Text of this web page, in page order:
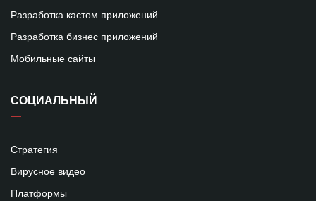
Разработка кастом приложений
Разработка бизнес приложений
Мобильные сайты
СОЦИАЛЬНЫЙ
Стратегия
Вирусное видео
Платформы